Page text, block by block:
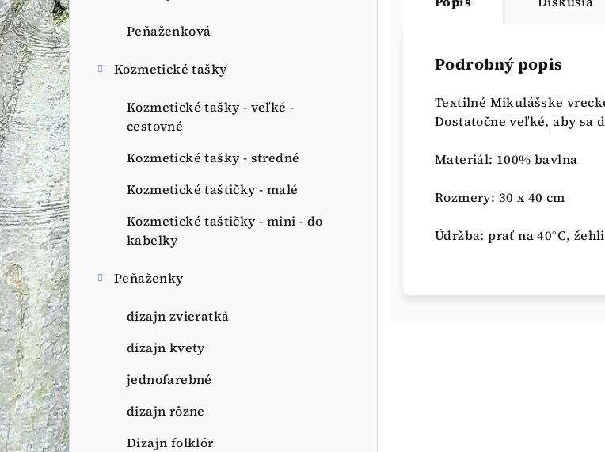
Peňaženková
Kozmetické tašky
Kozmetické tašky - veľké -
cestovné
Kozmetické tašky - stredné
Kozmetické taštičky - malé
Kozmetické taštičky - mini - do
kabelky
Peňaženky
dizajn zvieratká
dizajn kvety
jednofarebné
dizajn rôzne
Dizajn folklór
Podrobný popis
Textilné Mikulášske
Dostatočne veľké, aby sa
Materiál: 100% bavlna
Rozmery: 30 x 40 cm
Údržba: prať na 40°C,